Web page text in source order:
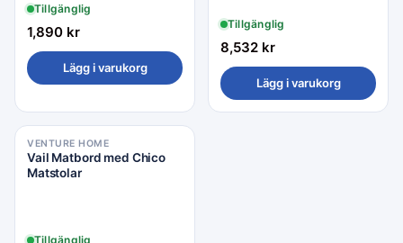
Tillgänglig
1,890 kr
Lägg i varukorg
Tillgänglig
8,532 kr
Lägg i varukorg
VENTURE HOME
Vail Matbord med Chico
Matstolar
Tillgänglig